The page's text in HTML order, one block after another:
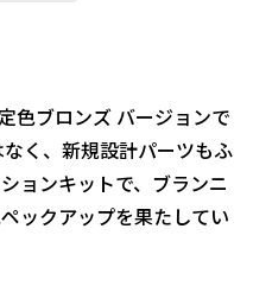
色ブロンズ バージョンで
く、新規設計パーツもふ
ョンキットで、ブランニ
ックアップを果たしてい